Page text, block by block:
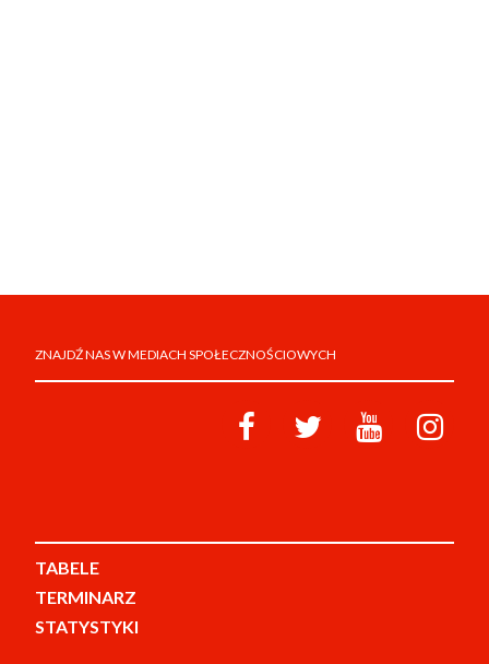
ZNAJDŹ NAS W MEDIACH SPOŁECZNOŚCIOWYCH
TABELE
TERMINARZ
STATYSTYKI